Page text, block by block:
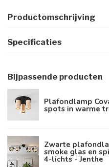
Productomschrijving
Specificaties
Bijpassende producten
Plafondlamp
spots in warme
Zwarte
smoke glas en
4-lichts - Jenthe